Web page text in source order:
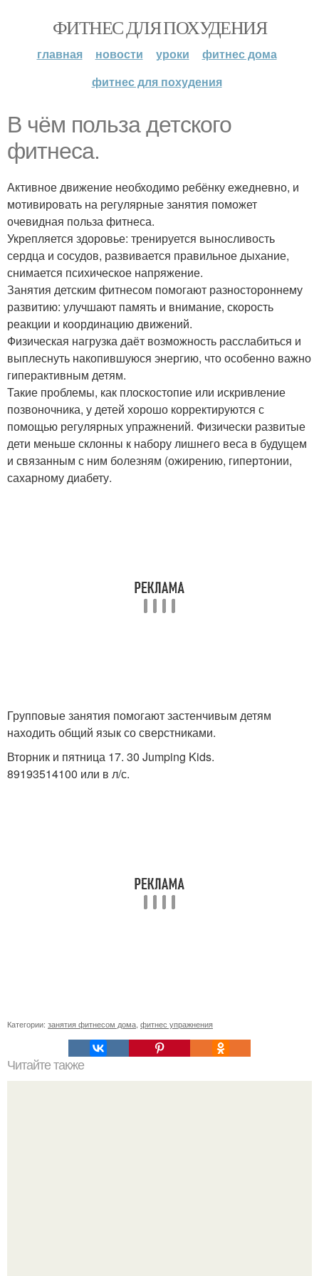
ФИТНЕС ДЛЯ ПОХУДЕНИЯ
главная новости уроки
фитнес дома
фитнес для похудения
В чём польза детского
фитнеса.
Активное движение необходимо ребёнку ежедневно, и
мотивировать на регулярные занятия поможет
очевидная польза фитнеса.
Укрепляется здоровье: тренируется выносливость
сердца и сосудов, развивается правильное дыхание,
снимается психическое напряжение.
Занятия детским фитнесом помогают разностороннему
развитию: улучшают память и внимание, скорость
реакции и координацию движений.
Физическая нагрузка даёт возможность расслабиться и
выплеснуть накопившуюся энергию, что особенно важно
гиперактивным детям.
Такие проблемы, как плоскостопие или искривление
позвоночника, у детей хорошо корректируются с
помощью регулярных упражнений. Физически развитые
дети меньше склонны к набору лишнего веса в будущем
и связанным с ним болезням (ожирению, гипертонии,
сахарному диабету.
Групповые занятия помогают застенчивым детям
находить общий язык со сверстниками.
Вторник и пятница 17. 30 Jumping Kids.
89193514100 или в л/с.
Категории: занятия фитнесом дома фитнес упражнения
Читайте также